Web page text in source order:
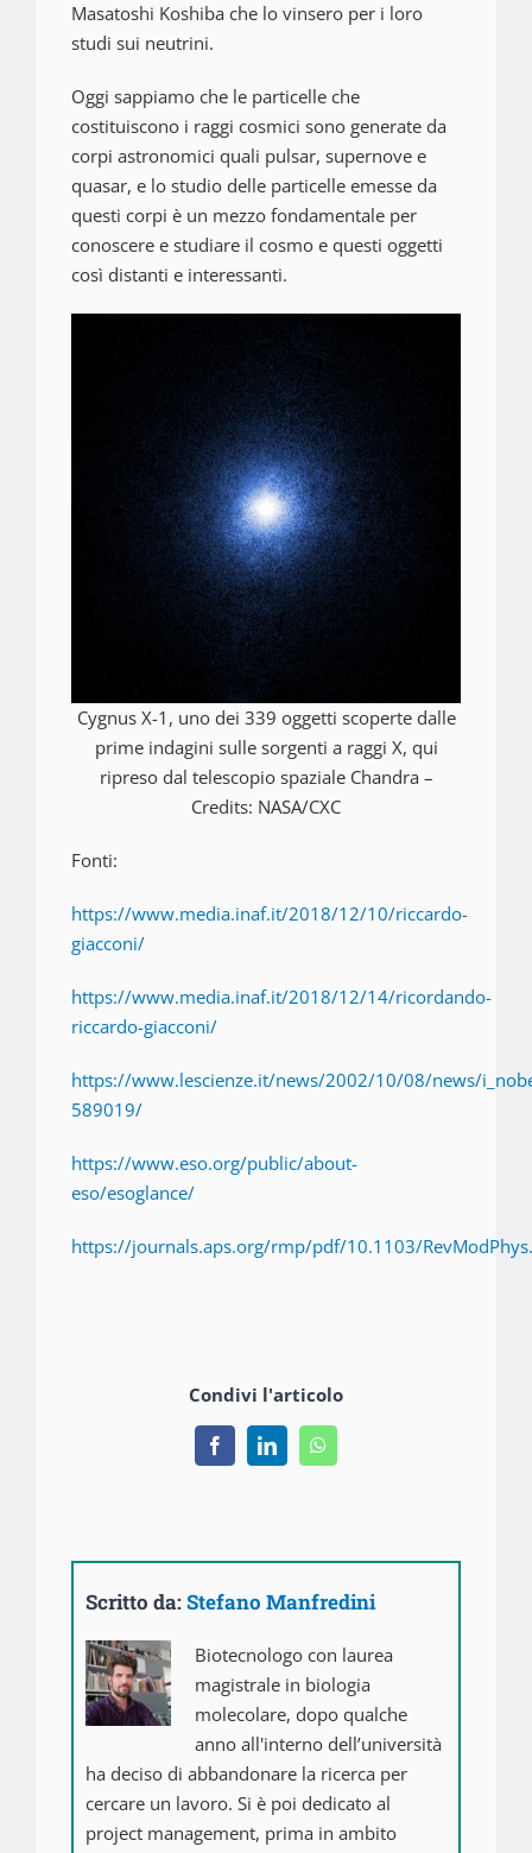
Masatoshi Koshiba che lo vinsero per i loro
studi sui neutrini.
Oggi sappiamo che le particelle che
costituiscono i raggi cosmici sono generate da
corpi astronomici quali pulsar, supernove e
quasar, e lo studio delle particelle emesse da
questi corpi è un mezzo fondamentale per
conoscere e studiare il cosmo e questi oggetti
così distanti e interessanti.
Cygnus X-1, uno dei 339 oggetti scoperte dalle
prime indagini sulle sorgenti a raggi X, qui
ripreso dal telescopio spaziale Chandra –
Credits: NASA/CXC
Fonti:
https://www.media.inaf.it/2018/12/10/riccardo-
giacconi/
https://www.media.inaf.it/2018/12/14/ricordando-
riccardo-giacconi/
https://www.lescienze.it/news/2002/10/08/news/
589019/
https://www.eso.org/public/about-
eso/esoglance/
https://journals.aps.org/rmp/pdf/10.1103/
Condivi l'articolo
FacebookLinkedInWhatsApp
Scritto da:Stefano Manfredini
Biotecnologo con laurea
magistrale in biologia
molecolare, dopo qualche
anno all'interno dell’università
ha deciso di abbandonare la ricerca per
cercare un lavoro. Si è poi dedicato al
project management, prima in ambito